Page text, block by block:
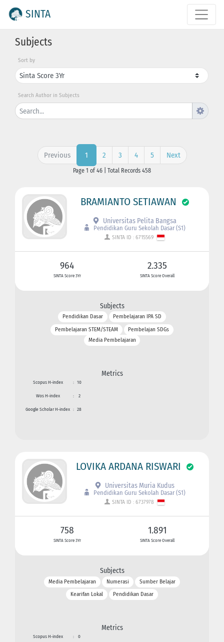
SINTA
Subjects
Sort by
Search Author in Subjects
Previous 1 2 3 4 5 Next
Page 1 of 46 | Total Records 458
BRAMIANTO SETIAWAN
Universitas Pelita Bangsa
Pendidikan Guru Sekolah Dasar (S1)
SINTA ID : 6715569
964
SINTA Score 3Yr
2.335
SINTA Score Overall
Subjects
Pendidikan Dasar
Pembelajaran IPA SD
Pembelajaran STEM/STEAM
Pembelajan SDGs
Media Pembelajaran
Metrics
Scopus H-index : 10
Wos H-index : 2
Google Scholar H-index : 28
LOVIKA ARDANA RISWARI
Universitas Muria Kudus
Pendidikan Guru Sekolah Dasar (S1)
SINTA ID : 6737978
758
SINTA Score 3Yr
1.891
SINTA Score Overall
Subjects
Media Pembelajaran Numerasi
Sumber Belajar
Kearifan Lokal
Pendidikan Dasar
Metrics
Scopus H-index : 0